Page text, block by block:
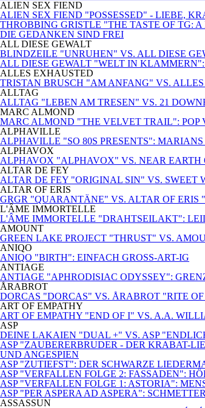
ALIEN SEX FIEND
ALIEN SEX FIEND "POSSESSED" - LIEBE,
THROBBING GRISTLE "THE TASTE OF TG:
DIE GEDANKEN SIND FREI
ALL DIESE GEWALT
BLINDZEILE "UNRUHEN" VS. ALL DIESE
ALL DIESE GEWALT "WELT IN
ALLES EXHAUSTED
TRISTAN BRUSCH "AM ANFANG" VS.
ALLTAG
ALLTAG "LEBEN AM TRESEN" VS. 21
MARC ALMOND
MARC ALMOND "THE VELVET TRAIL": POP
ALPHAVILLE
ALPHAVILLE "SO 80S PRESENTS":
ALPHAVOX
ALPHAVOX "ALPHAVOX" VS. NEAR EARTH
ALTAR DE FEY
ALTAR DE FEY "ORIGINAL SIN" VS.
ALTAR OF ERIS
GRGR "QUARANTÄNE" VS. ALTAR OF
L'ÂME IMMORTELLE
L'ÂME IMMORTELLE "DRAHTSEILAKT":
AMOUNT
GREEN LAKE PROJECT "THRUST" VS.
ANIQO
ANIQO "BIRTH": EINFACH GROSS-ART-IG
ANTIAGE
ANTIAGE "APHRODISIAC ODYSSEY":
ÅRABROT
DORCAS "DORCAS" VS. ÅRABROT "RITE
ART OF EMPATHY
ART OF EMPATHY "END OF I" VS. A.A.
ASP
DEINE LAKAIEN "DUAL +" VS. ASP
ASP "ZAUBERERBRUDER - DER KRABAT-
UND ANGESPIEN
ASP "ZUTIEFST": DER SCHWARZE
ASP "VERFALLEN FOLGE 2: FASSADEN":
ASP "VERFALLEN FOLGE 1: ASTORIA":
ASP "PER ASPERA AD ASPERA":
ASSASSUN